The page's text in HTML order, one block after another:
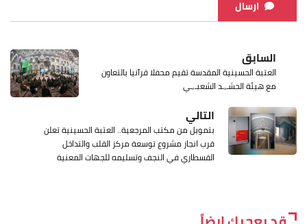
ارسال
السابق
العتبة الحسينية المقدسة تقيم محفلا قرآنيا بالتعاون
مع هيئة الحشـ،ـد الشعبـ,ـي
التالي
بتمويل من مكتب المرجعية.. العتبة الحسينية تعلن
قرب انجاز مشروع توسعة مركز القلب والتداخل
القسطاري في النجف وتسليمه للجهات المعنية